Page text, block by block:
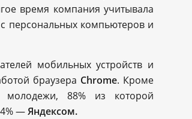
время компания учитывала
персональных компьютеров и
мобильных устройств и
браузера Chrome. Кроме
88% из которой
—Яндексом.